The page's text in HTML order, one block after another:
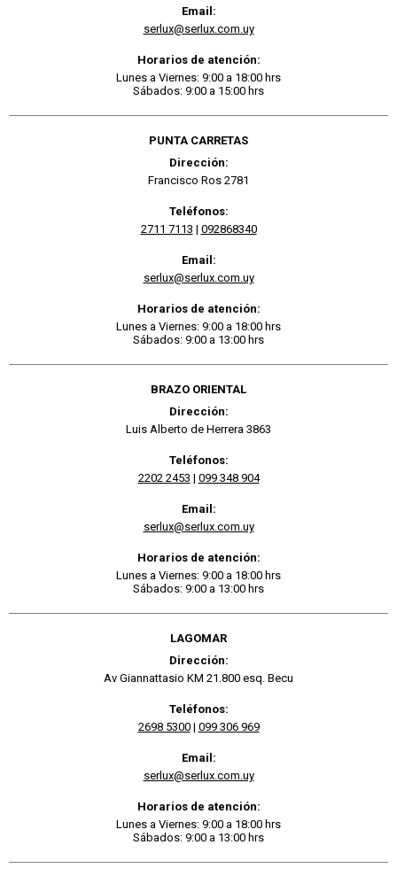
Email:
serlux@serlux.com.uy
Horarios de atención:
Lunes a Viernes: 9:00 a 18:00 hrs
Sábados: 9:00 a 15:00 hrs
PUNTA CARRETAS
Dirección:
Francisco Ros 2781
Teléfonos:
2711 7113 | 092868340
Email:
serlux@serlux.com.uy
Horarios de atención:
Lunes a Viernes: 9:00 a 18:00 hrs
Sábados: 9:00 a 13:00 hrs
BRAZO ORIENTAL
Dirección:
Luis Alberto de Herrera 3863
Teléfonos:
2202 2453 | 099 348 904
Email:
serlux@serlux.com.uy
Horarios de atención:
Lunes a Viernes: 9:00 a 18:00 hrs
Sábados: 9:00 a 13:00 hrs
LAGOMAR
Dirección:
Av Giannattasio KM 21.800 esq. Becu
Teléfonos:
2698 5300| 099 306 969
Email:
serlux@serlux.com.uy
Horarios de atención:
Lunes a Viernes: 9:00 a 18:00 hrs
Sábados: 9:00 a 13:00 hrs